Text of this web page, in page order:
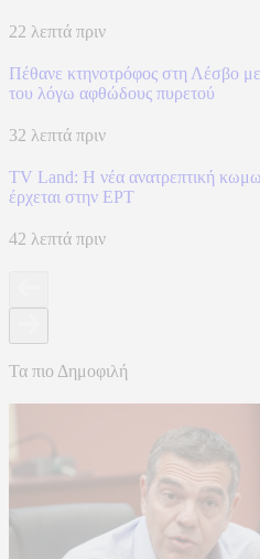
22 λεπτά πριν
Πέθανε κτηνοτρόφος στη Λέσβο
του λόγω αφθώδους πυρετού
32 λεπτά πριν
TV Land: Η νέα ανατρεπτική
έρχεται στην ΕΡΤ
42 λεπτά πριν
Τα πιο Δημοφιλή